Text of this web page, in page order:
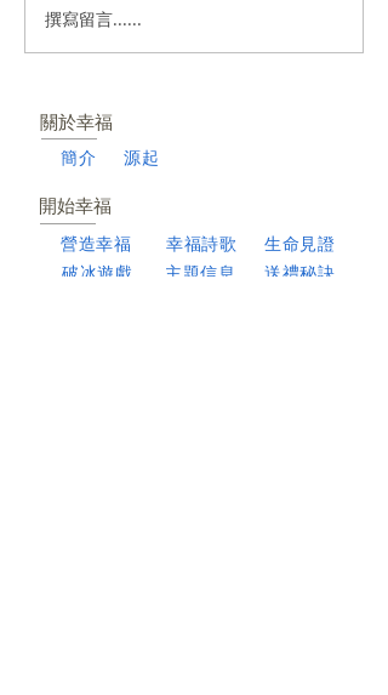
第二週 伊甸園之黑｜幸福
人生兒童桌遊
撰寫留言......
關於幸福
簡介 源起
開始幸福
​營造幸福 ​幸福詩歌
生命見證
破冰遊戲
主題信息 ​送禮秘訣